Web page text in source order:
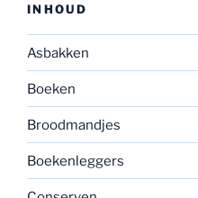
INHOUD
Asbakken
Boeken
Broodmandjes
Boekenleggers